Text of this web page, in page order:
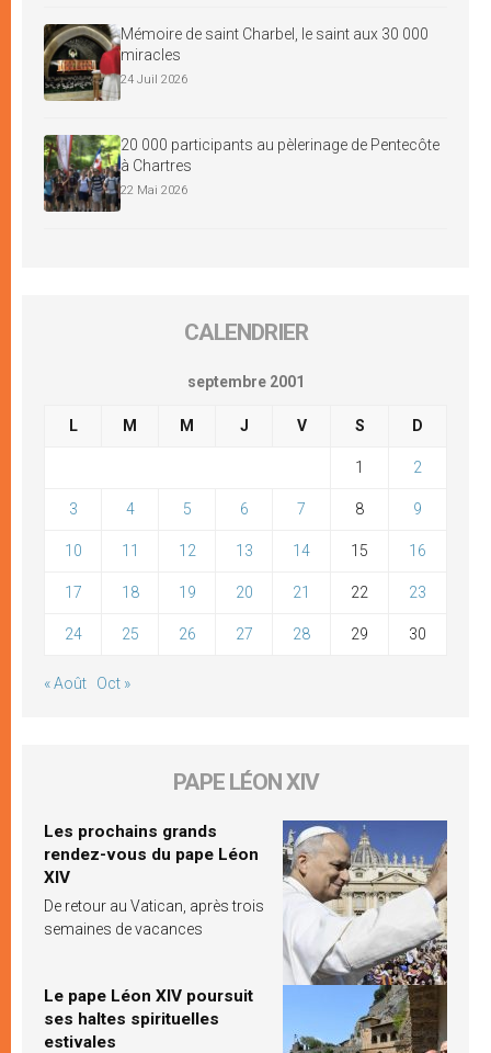
Mémoire de saint Charbel, le saint aux 30 000
miracles
24 Juil 2026
20 000 participants au pèlerinage de Pentecôte
à Chartres
22 Mai 2026
CALENDRIER
septembre 2001
L M M J V S D
1 2
3 4 5 6 7 8 9
10 11 12 13 14 15 16
17 18 19 20 21 22 23
24 25 26 27 28 29 30
« Août Oct »
PAPE LÉON XIV
Les prochains grands
rendez-vous du pape Léon
XIV
De retour au Vatican, après trois
semaines de vacances
Le pape Léon XIV poursuit
ses haltes spirituelles
estivales